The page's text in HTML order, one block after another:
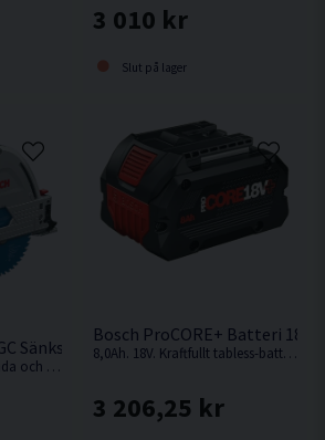
3 010 kr
Slut på lager
Sänksåg 140mm 18V
18V. Kabeldriven prestanda och överlägsen kompakthet i 18 V-klassen från Bosch
Bosch ProCORE+ Batteri 18V
8,0Ah. 18V. Kraftfullt tabless-batteri: mer drifttid och maximal effekt för BITURBO-verktyg
3 206,25 kr